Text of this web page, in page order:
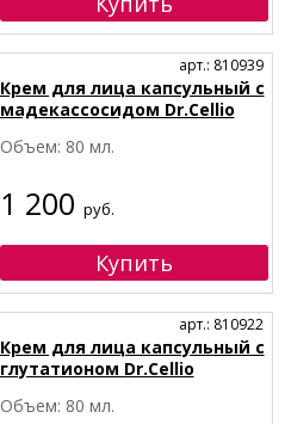
арт.: 810939
Крем для лица капсульный с
мадекассосидом Dr.Cellio
Объем: 80 мл.
1 200 руб.
арт.: 810922
Крем для лица капсульный с
глутатионом Dr.Cellio
Объем: 80 мл.